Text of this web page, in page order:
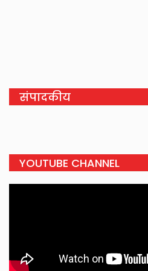
संपादकीय
YOUTUBE CHANNEL